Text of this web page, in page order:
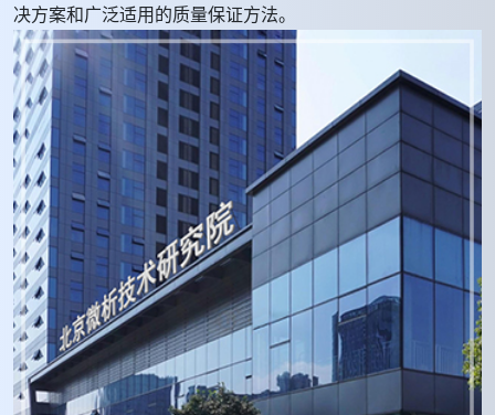
决方案和广泛适用的质量保证方法。